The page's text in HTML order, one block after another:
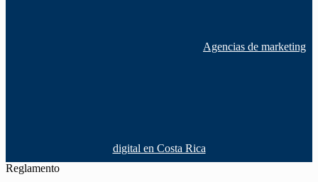
Agencias de marketing
digital en Costa Rica
Reglamento